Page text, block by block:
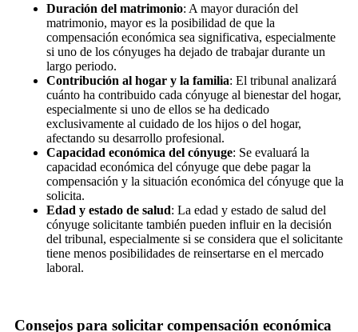
Duración del matrimonio: A mayor duración del
matrimonio, mayor es la posibilidad de que la
compensación económica sea significativa, especialmente
si uno de los cónyuges ha dejado de trabajar durante un
largo periodo.
Contribución al hogar y la familia: El tribunal analizará
cuánto ha contribuido cada cónyuge al bienestar del hogar,
especialmente si uno de ellos se ha dedicado
exclusivamente al cuidado de los hijos o del hogar,
afectando su desarrollo profesional.
Capacidad económica del cónyuge: Se evaluará la
capacidad económica del cónyuge que debe pagar la
compensación y la situación económica del cónyuge que la
solicita.
Edad y estado de salud: La edad y estado de salud del
cónyuge solicitante también pueden influir en la decisión
del tribunal, especialmente si se considera que el solicitante
tiene menos posibilidades de reinsertarse en el mercado
laboral.
Consejos para solicitar compensación económica